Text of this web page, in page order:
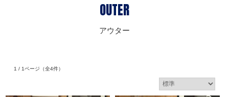
OUTER
アウター
1 / 1ページ （全4件）